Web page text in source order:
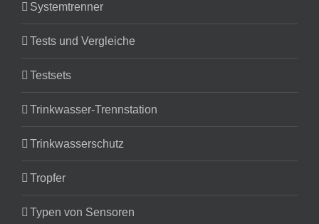
Systemtrenner
Tests und Vergleiche
Testsets
Trinkwasser-Trennstation
Trinkwasserschutz
Tropfer
Typen von Sensoren